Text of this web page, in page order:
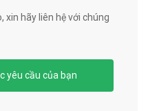
xin hãy liên hệ với chúng
yêu cầu của bạn